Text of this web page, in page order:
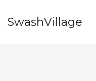
SwashVillage